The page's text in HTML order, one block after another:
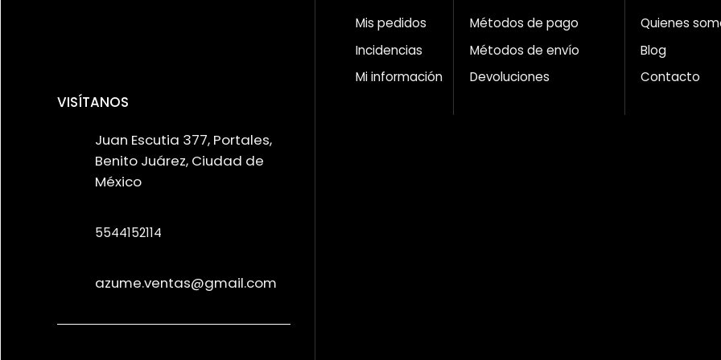
VISÍTANOS
Juan Escutia 377, Portales,
Benito Juárez, Ciudad de
México
5544152114
azume.ventas@gmail.com
Mis pedidos
Incidencias
Mi información
Métodos de pago
Métodos de envío
Devoluciones
Quienes
Blog
Contacto